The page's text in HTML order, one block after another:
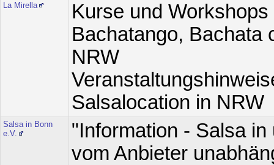
La Mirella
Kurse und
Bachatango, Bachata
NRW
Salsalocation in NRW
Salsa in Bonn
e.V.
"Information - Salsa
vom Anbieter